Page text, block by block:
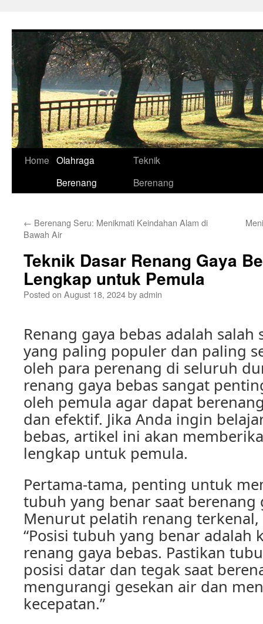
Home Olahraga
Berenang
Teknik
Berenang
← Berenang Seru: Menikmati Keindahan Alam di
Bawah Air
Teknik Dasar Renang Gaya
Lengkap untuk Pemula
Posted on August 18, 2024byadmin
Renang gaya bebas adalah salah
yang paling populer dan paling
oleh para perenang di seluruh
renang gaya bebas sangat
oleh pemula agar dapat
dan efektif. Jika Anda ingin
bebas, artikel ini akan
lengkap untuk pemula.
Pertama-tama, penting untuk
tubuh yang benar saat berenang
Menurut pelatih renang terkenal,
“Posisi tubuh yang benar adalah
renang gaya bebas. Pastikan
posisi datar dan tegak saat
mengurangi gesekan air dan
kecepatan.”